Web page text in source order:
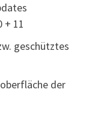
+ 11
geschütztes
der